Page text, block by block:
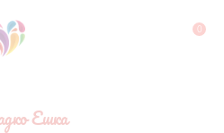
083 33 05 0
Ешка